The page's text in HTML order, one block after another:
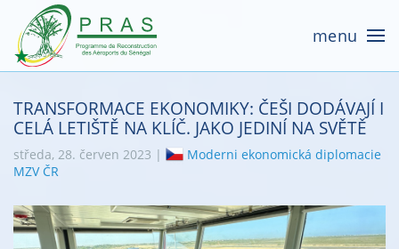
menu
TRANSFORMACE EKONOMIKY: ČEŠI DODÁVAJÍ I
CELÁ LETIŠTĚ NA KLÍČ. JAKO JEDINÍ NA SVĚTĚ
středa, 28. červen 2023 |
Moderni ekonomická diplomacie
MZV ČR